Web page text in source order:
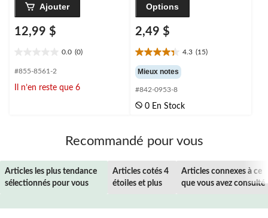
Ajouter
12,99 $
0.0 (0)
étoile(s)
5.
#855-8561-2
Il n’en reste que 6
Options
2,49 $
4.3 (15)
4.3
étoile(s)
sur
5.
15
Mieux notes
#842-0953-8
0 En Stock
Recommandé pour vous
Articles les plus tendance
sélectionnés pour vous
Articles cotés 4
étoiles et plus
Articles connexes à ce
que vous avez consulté